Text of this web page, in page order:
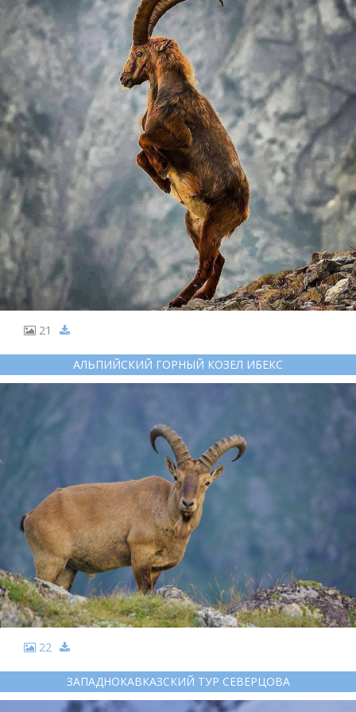
21
АЛЬПИЙСКИЙ ГОРНЫЙ КОЗЕЛ ИБЕКС
22
ЗАПАДНОКАВКАЗСКИЙ ТУР СЕВЕРЦОВА